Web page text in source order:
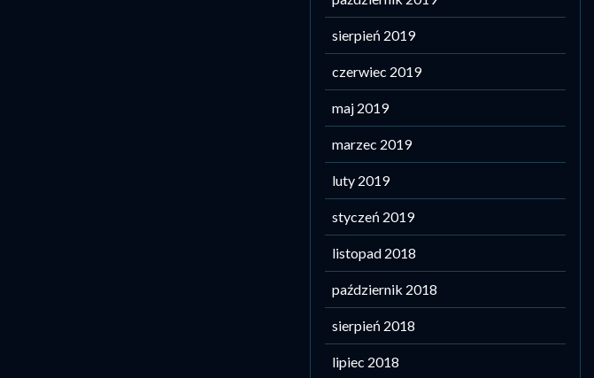
sierpień 2019
czerwiec 2019
maj 2019
marzec 2019
luty 2019
styczeń 2019
listopad 2018
październik 2018
sierpień 2018
lipiec 2018